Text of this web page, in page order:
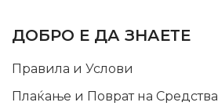
ДОБРО Е ДА ЗНАЕТЕ
Правила и Услови
Плаќање и Поврат на Средства